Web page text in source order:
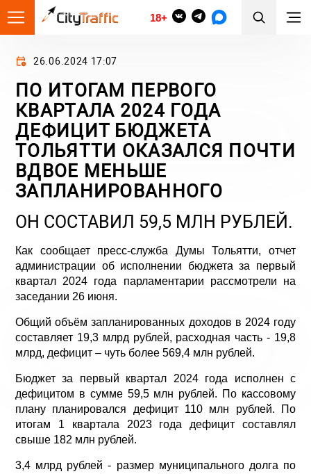
18+
26.06.2024 17:07
ПО ИТОГАМ ПЕРВОГО
КВАРТАЛА 2024 ГОДА
ДЕФИЦИТ БЮДЖЕТА
ТОЛЬЯТТИ ОКАЗАЛСЯ ПОЧТИ
ВДВОЕ МЕНЬШЕ
ЗАПЛАНИРОВАННОГО
ОН СОСТАВИЛ 59,5 МЛН РУБЛЕЙ.
Как сообщает пресс-служба Думы Тольятти, отчет
администрации об исполнении бюджета за первый
квартал 2024 года парламентарии рассмотрели на
заседании 26 июня.
Общий объём запланированных доходов в 2024 году
составляет 19,3 млрд рублей, расходная часть - 19,8
млрд, дефицит – чуть более 569,4 млн рублей.
Бюджет за первый квартал 2024 года исполнен с
дефицитом в сумме 59,5 млн рублей. По кассовому
плану планировался дефицит 110 млн рублей. По
итогам 1 квартала 2023 года дефицит составлял
свыше 182 млн рублей.
3,4 млрд рублей - размер муниципального долга по